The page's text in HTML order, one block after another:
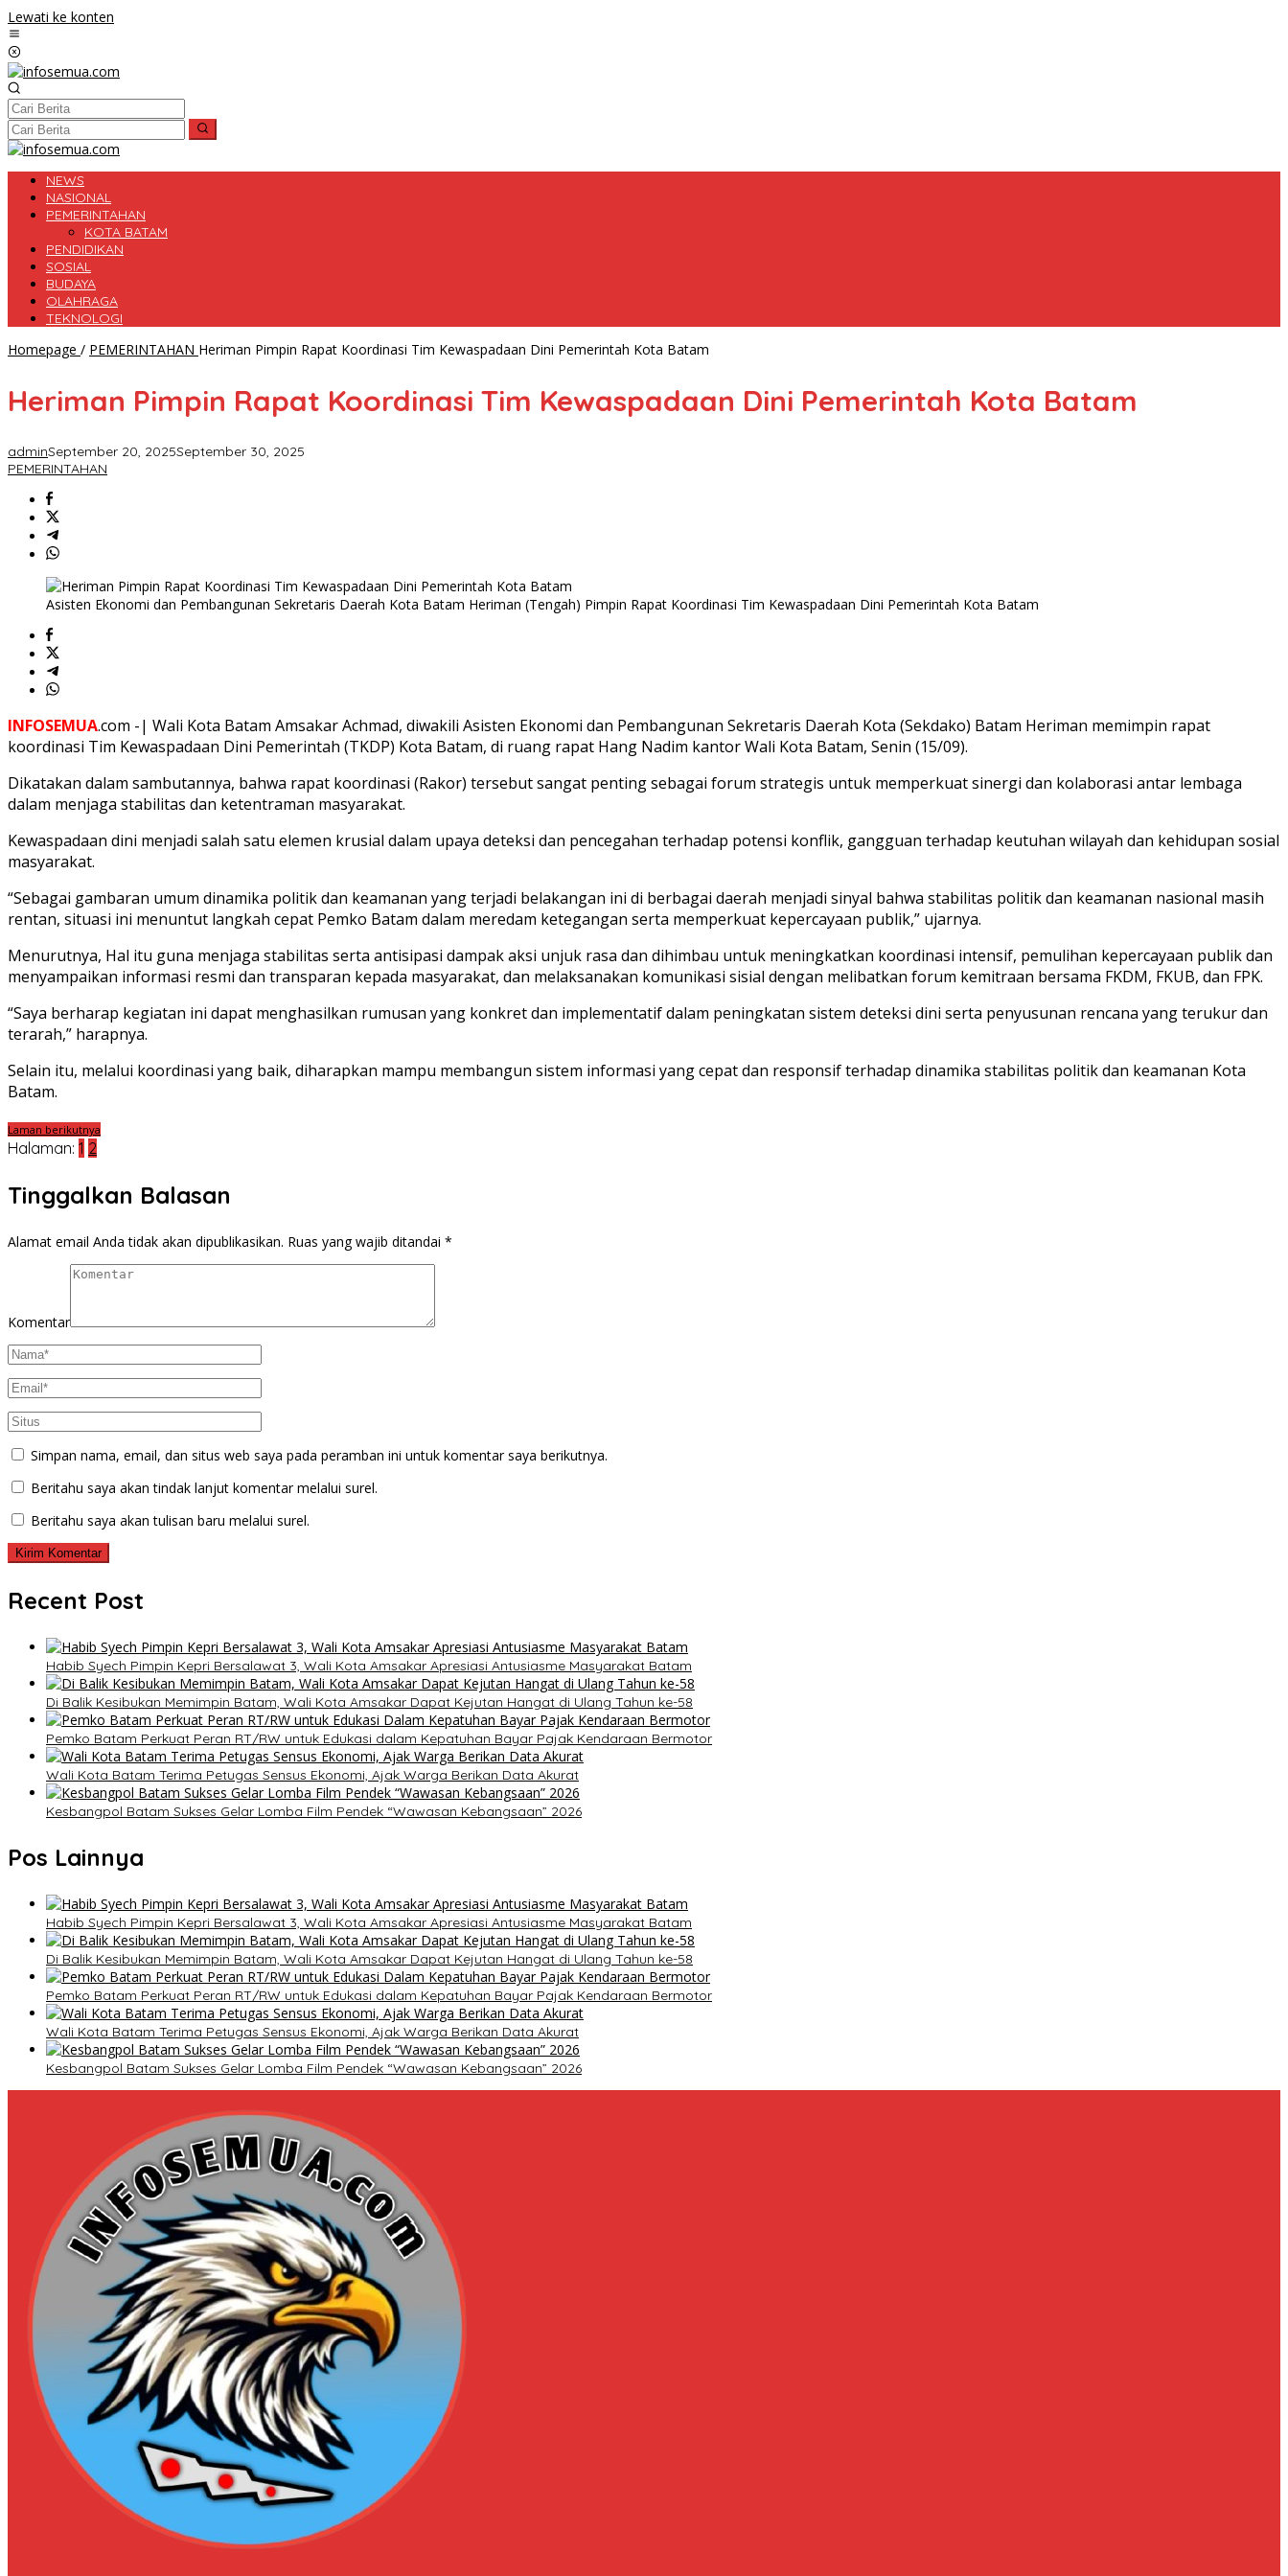
Lewati ke konten
NEWS
NASIONAL
PEMERINTAHAN
KOTA BATAM
PENDIDIKAN
SOSIAL
BUDAYA
OLAHRAGA
TEKNOLOGI
Homepage / PEMERINTAHAN Heriman Pimpin Rapat Koordinasi Tim Kewaspadaan Dini Pemerintah Kota Batam
Heriman Pimpin Rapat Koordinasi Tim Kewaspadaan Dini Pemerintah Kota Batam
adminSeptember 20, 2025September 30, 2025
PEMERINTAHAN
Asisten Ekonomi dan Pembangunan Sekretaris Daerah Kota Batam Heriman (Tengah) Pimpin Rapat Koordinasi Tim Kewaspadaan Dini Pemerintah Kota Batam
INFOSEMUA.com -| Wali Kota Batam Amsakar Achmad, diwakili Asisten Ekonomi dan Pembangunan Sekretaris Daerah Kota (Sekdako) Batam Heriman memimpin rapat
koordinasi Tim Kewaspadaan Dini Pemerintah (TKDP) Kota Batam, di ruang rapat Hang Nadim kantor Wali Kota Batam, Senin (15/09).
Dikatakan dalam sambutannya, bahwa rapat koordinasi (Rakor) tersebut sangat penting sebagai forum strategis untuk memperkuat sinergi dan kolaborasi antar lembaga
dalam menjaga stabilitas dan ketentraman masyarakat.
Kewaspadaan dini menjadi salah satu elemen krusial dalam upaya deteksi dan pencegahan terhadap potensi konflik, gangguan terhadap keutuhan wilayah dan kehidupan sosial
masyarakat.
“Sebagai gambaran umum dinamika politik dan keamanan yang terjadi belakangan ini di berbagai daerah menjadi sinyal bahwa stabilitas politik dan keamanan nasional masih
rentan, situasi ini menuntut langkah cepat Pemko Batam dalam meredam ketegangan serta memperkuat kepercayaan publik,” ujarnya.
Menurutnya, Hal itu guna menjaga stabilitas serta antisipasi dampak aksi unjuk rasa dan dihimbau untuk meningkatkan koordinasi intensif, pemulihan kepercayaan publik dan
menyampaikan informasi resmi dan transparan kepada masyarakat, dan melaksanakan komunikasi sisial dengan melibatkan forum kemitraan bersama FKDM, FKUB, dan FPK.
“Saya berharap kegiatan ini dapat menghasilkan rumusan yang konkret dan implementatif dalam peningkatan sistem deteksi dini serta penyusunan rencana yang terukur dan
terarah,” harapnya.
Selain itu, melalui koordinasi yang baik, diharapkan mampu membangun sistem informasi yang cepat dan responsif terhadap dinamika stabilitas politik dan keamanan Kota
Batam.
Laman berikutnya
Halaman: 1 2
Tinggalkan Balasan
Alamat email Anda tidak akan dipublikasikan. Ruas yang wajib ditandai *
Komentar
Simpan nama, email, dan situs web saya pada peramban ini untuk komentar saya berikutnya.
Beritahu saya akan tindak lanjut komentar melalui surel.
Beritahu saya akan tulisan baru melalui surel.
Recent Post
Habib Syech Pimpin Kepri Bersalawat 3, Wali Kota Amsakar Apresiasi Antusiasme Masyarakat Batam
Di Balik Kesibukan Memimpin Batam, Wali Kota Amsakar Dapat Kejutan Hangat di Ulang Tahun ke-58
Pemko Batam Perkuat Peran RT/RW untuk Edukasi dalam Kepatuhan Bayar Pajak Kendaraan Bermotor
Wali Kota Batam Terima Petugas Sensus Ekonomi, Ajak Warga Berikan Data Akurat
Kesbangpol Batam Sukses Gelar Lomba Film Pendek “Wawasan Kebangsaan” 2026
Pos Lainnya
Habib Syech Pimpin Kepri Bersalawat 3, Wali Kota Amsakar Apresiasi Antusiasme Masyarakat Batam
Di Balik Kesibukan Memimpin Batam, Wali Kota Amsakar Dapat Kejutan Hangat di Ulang Tahun ke-58
Pemko Batam Perkuat Peran RT/RW untuk Edukasi dalam Kepatuhan Bayar Pajak Kendaraan Bermotor
Wali Kota Batam Terima Petugas Sensus Ekonomi, Ajak Warga Berikan Data Akurat
Kesbangpol Batam Sukses Gelar Lomba Film Pendek “Wawasan Kebangsaan” 2026